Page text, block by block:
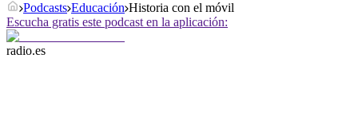
Podcasts Educación Historia con el móvil
Escucha gratis este podcast en la aplicación:
radio.es